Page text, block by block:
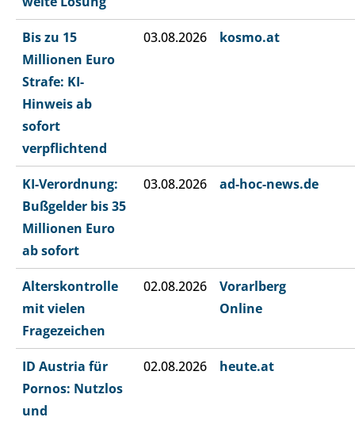
Bis zu 15
Millionen Euro
Strafe: KI-
Hinweis ab
sofort
verpflichtend
03.08.2026 kosmo.at
KI-Verordnung:
Bußgelder bis 35
Millionen Euro
ab sofort
03.08.2026 ad-hoc-news.de
Alterskontrolle
mit vielen
Fragezeichen
02.08.2026
Vorarlberg
Online
ID Austria für
Pornos: Nutzlos
und
02.08.2026 heute.at